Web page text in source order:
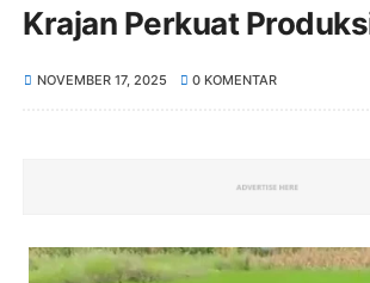
Krajan Perkuat
NOVEMBER 17, 2025 0 KOMENTAR